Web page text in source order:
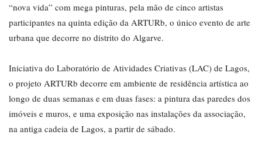
“nova vida” com mega pinturas, pela mão de cinco artistas
participantes na quinta edição da ARTURb, o único evento de arte
urbana que decorre no distrito do Algarve.
Iniciativa do Laboratório de Atividades Criativas (LAC) de Lagos,
o projeto ARTURb decorre em ambiente de residência artística ao
longo de duas semanas e em duas fases: a pintura das paredes dos
imóveis e muros, e uma exposição nas instalações da associação,
na antiga cadeia de Lagos, a partir de sábado.